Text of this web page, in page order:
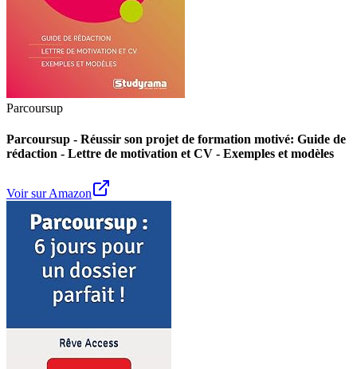
Parcoursup
Parcoursup - Réussir son projet de formation motivé: Guide de
rédaction - Lettre de motivation et CV - Exemples et modèles
Voir sur Amazon